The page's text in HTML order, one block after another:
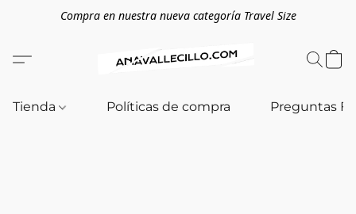
Compra en nuestra nueva categoría Travel Size
Tienda Políticas de compra Preguntas